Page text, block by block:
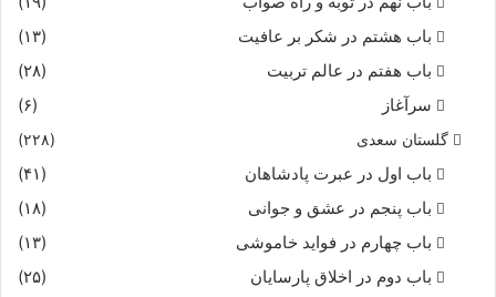
باب هشتم در شکر بر عافیت
(۱۳)
باب هفتم در عالم تربیت
(۲۸)
سرآغاز
(۶)
گلستان سعدی (۲۲۸)
باب اول در عبرت پادشاهان
(۴۱)
باب پنجم در عشق و جوانى
(۱۸)
باب چهارم در فواید خاموشى
(۱۳)
باب دوم در اخلاق پارسایان
(۲۵)